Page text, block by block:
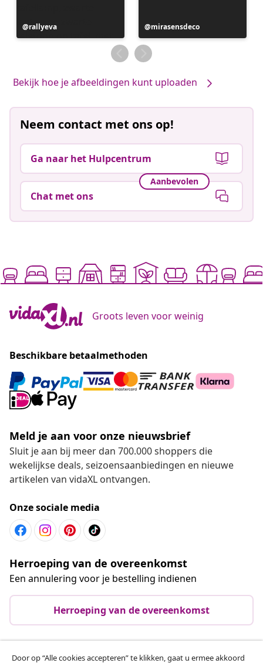
Bericht
gepubliceerd
rallyeva
Bericht
gepubliceerd
door
mirasensdeco
Bekijk hoe je afbeeldingen kunt uploaden
Neem contact met ons op!
Ga naar het Hulpcentrum
Aanbevolen
Chat met ons
Groots leven voor weinig
Beschikbare betaalmethoden
Meld je aan voor onze nieuwsbrief
Sluit je aan bij meer dan 700.000 shoppers die
wekelijkse deals, seizoensaanbiedingen en nieuwe
artikelen van vidaXL ontvangen.
Onze sociale media
Herroeping van de overeenkomst
Een annulering voor je bestelling indienen
Herroeping van de overeenkomst
Door op “Alle cookies accepteren” te klikken, gaat u ermee akkoord